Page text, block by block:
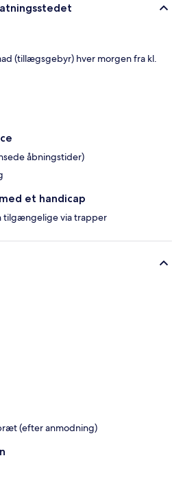
(tillægsgebyr) hver morgen fra kl.
åbningstider)
et handicap
tilgængelige via trapper
(efter anmodning)